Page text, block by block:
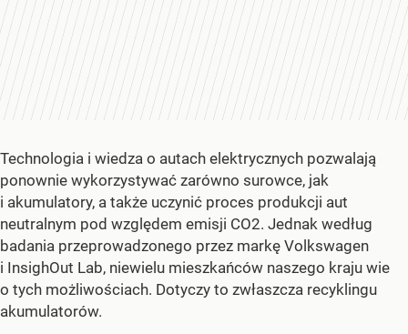
Technologia i wiedza o autach elektrycznych pozwalają
ponownie wykorzystywać zarówno surowce, jak
i akumulatory, a także uczynić proces produkcji aut
neutralnym pod względem emisji CO2. Jednak według
badania przeprowadzonego przez markę Volkswagen
i InsighOut Lab, niewielu mieszkańców naszego kraju wie
o tych możliwościach. Dotyczy to zwłaszcza recyklingu
akumulatorów.